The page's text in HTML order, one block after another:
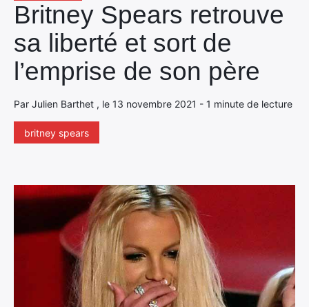
Britney Spears retrouve
sa liberté et sort de
l’emprise de son père
Par Julien Barthet , le 13 novembre 2021 - 1 minute de lecture
britney spears